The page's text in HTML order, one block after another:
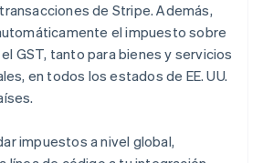
de Stripe. Además,
el impuesto sobre
GST, tanto para bienes y servicios
en todos los estados de EE. UU.
impuestos a nivel global,